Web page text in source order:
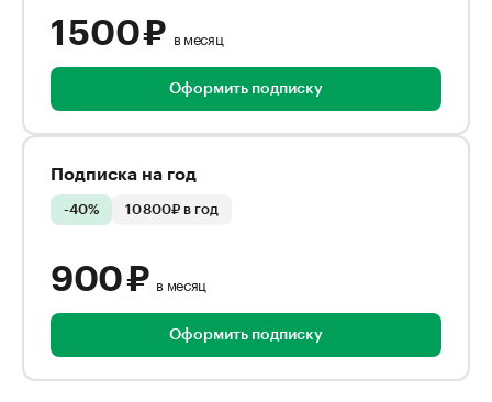
1 500 ₽ в месяц
Оформить подписку
Подписка на год
-40% 10 800₽ в год
900 ₽ в месяц
Оформить подписку